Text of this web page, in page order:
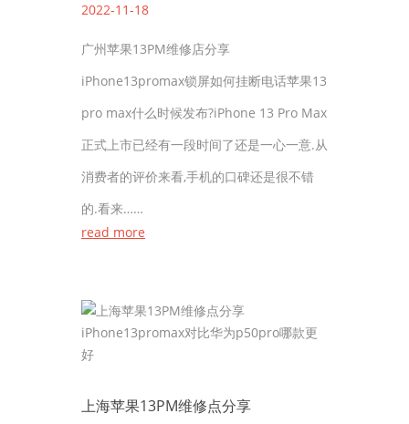
2022-11-18
广州苹果13PM维修店分享
iPhone13promax锁屏如何挂断电话苹果13
pro max什么时候发布?iPhone 13 Pro Max
正式上市已经有一段时间了还是一心一意.从
消费者的评价来看,手机的口碑还是很不错
的.看来……
read more
上海苹果13PM维修点分享